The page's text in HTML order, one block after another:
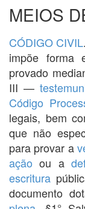
MEIOS
CÓDIGO CIVIL
impõe forma
provado
III —
Código
legais, bem
que não
para provar a
ação ou a
escritura
documento